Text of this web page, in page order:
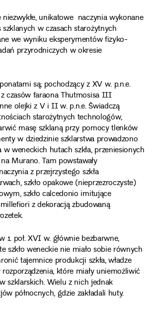
unikatowe naczynia wykonane
w czasach starożytnych
we wyniku eksperymentów fizyko-
przyrodniczych w okresie
są; pochodzący z XV w. p.n.e.
czasów faraona Thutmosisa III
olejki z V i II w. p.n.e. Świadczą
starożytnych technologów,
masę szklaną przy pomocy tlenków
w dziedzinie szklarstwa prowadzono
weneckich hutach szkła, przeniesionych
Murano. Tam powstawały
z przejrzystego szkła
szkło opakowe (nieprzezroczyste)
szkło calcedonio imitujące
z dekoracją zbudowaną
1. poł. XVI w. głównie bezbarwne,
szkło weneckie nie miało sobie równych
tajemnice produkcji szkła, władze
które miały uniemożliwić
szklarskich. Wielu z nich jednak
północnych, gdzie zakładali huty.